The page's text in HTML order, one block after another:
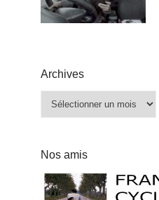
Archives
Nos amis